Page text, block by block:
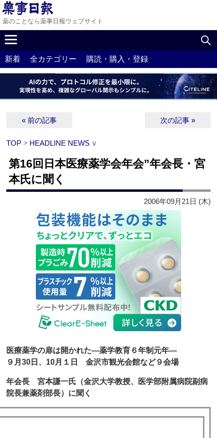
薬のことなら薬事日報ウェブサイト
新着 全カテゴリー 購読・購入・登録
« 前の記事 次の記事 »
TOP > HEADLINE NEWS ∨
第16回日本医療薬学会年会”年会長・宮
本氏に聞く
2006年09月21日 (木)
医療薬学の扉は開かれた―薬学教育６年制元年―
９月30日、10月１日 金沢市観光会館など９会場
年会長 宮本謙一氏（金沢大学教授、医学部附属病院副病
院長兼薬剤部長）に聞く